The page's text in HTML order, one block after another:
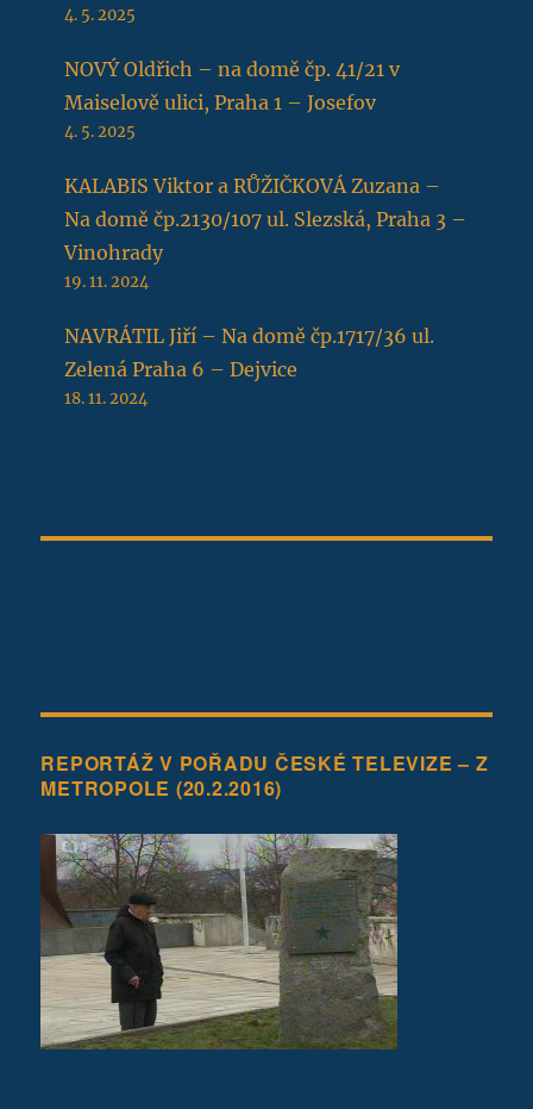
4. 5. 2025
NOVÝ Oldřich – na domě čp. 41/21 v
Maiselově ulici, Praha 1 – Josefov
4. 5. 2025
KALABIS Viktor a RŮŽIČKOVÁ Zuzana –
Na domě čp.2130/107 ul. Slezská, Praha 3 –
Vinohrady
19. 11. 2024
NAVRÁTIL Jiří – Na domě čp.1717/36 ul.
Zelená Praha 6 – Dejvice
18. 11. 2024
REPORTÁŽ V POŘADU ČESKÉ TELEVIZE – Z
METROPOLE (20.2.2016)